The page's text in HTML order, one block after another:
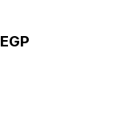
المزيد من الرسوم البيانية المباشرة EGP